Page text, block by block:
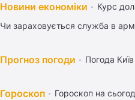
Новини економіки Курс
Чи зараховується служба в
Прогноз погоди Погода Київ
Гороскоп Гороскоп на